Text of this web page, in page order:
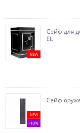
NEW
Сейф для
EL
NEW
-10%
Сейф